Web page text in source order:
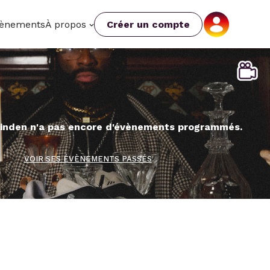
Créer un compte
À propos
n'a pas encore d'évènements programmés.
VOIR SES ÉVÈNEMENTS PASSÉS